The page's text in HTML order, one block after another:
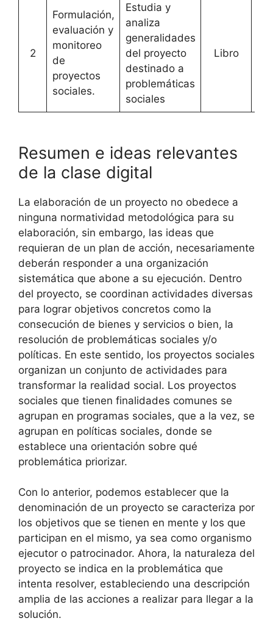
2
Formulación,
evaluación y
monitoreo
de
proyectos
sociales.
Estudia y
analiza
generalidades
del proyecto
destinado a
problemáticas
sociales
Libro
Resumen e ideas relevantes
de la clase digital
La elaboración de un proyecto no obedece a
ninguna normatividad metodológica para su
elaboración, sin embargo, las ideas que
requieran de un plan de acción, necesariamente
deberán responder a una organización
sistemática que abone a su ejecución. Dentro
del proyecto, se coordinan actividades diversas
para lograr objetivos concretos como la
consecución de bienes y servicios o bien, la
resolución de problemáticas sociales y/o
políticas. En este sentido, los proyectos sociales
organizan un conjunto de actividades para
transformar la realidad social. Los proyectos
sociales que tienen finalidades comunes se
agrupan en programas sociales, que a la vez, se
agrupan en políticas sociales, donde se
establece una orientación sobre qué
problemática priorizar.
Con lo anterior, podemos establecer que la
denominación de un proyecto se caracteriza por
los objetivos que se tienen en mente y los que
participan en el mismo, ya sea como organismo
ejecutor o patrocinador. Ahora, la naturaleza del
proyecto se indica en la problemática que
intenta resolver, estableciendo una descripción
amplia de las acciones a realizar para llegar a la
solución.